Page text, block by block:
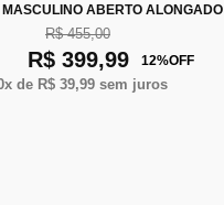
MASCULINO ABERTO ALONGADO
R$ 455,00
R$ 399,99 12%OFF
x de R$ 39,99sem juros